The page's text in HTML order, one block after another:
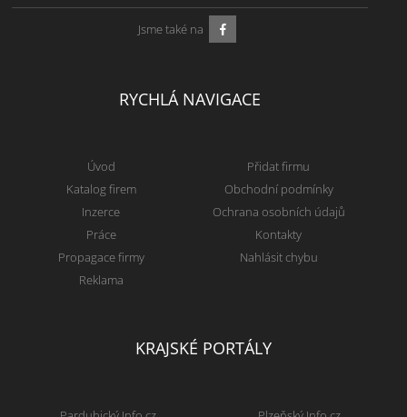
Jsme také na
RYCHLÁ NAVIGACE
Úvod
Katalog firem
Inzerce
Práce
Propagace firmy
Reklama
Přidat firmu
Obchodní podmínky
Ochrana osobních údajů
Kontakty
Nahlásit chybu
KRAJSKÉ PORTÁLY